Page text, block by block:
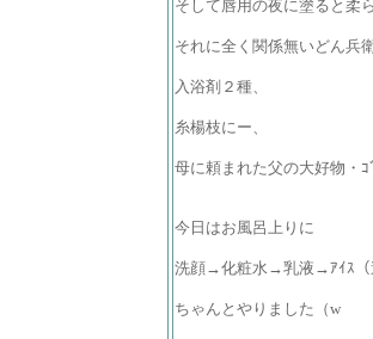
そして唇用の夜に塗ると柔
それに全く関係無いどん兵
入浴剤２種、
糸楊枝にー、
母に頼まれた父の大好物・
今日はお風呂上りに
洗顔→化粧水→乳液→ｱｲｽ
ちゃんとやりました（w